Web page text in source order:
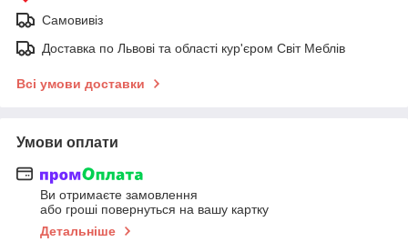
Самовивіз
Доставка по Львові та області кур'єром Світ Меблів
Всі умови доставки
Умови оплати
Ви отримаєте замовлення
або гроші повернуться на вашу картку
Детальніше